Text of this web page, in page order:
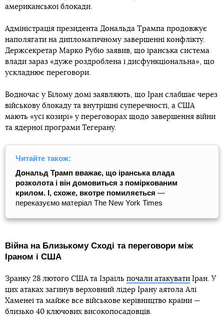
американської блокади.
Адміністрація президента Дональда Трампа продовжує
наполягати на дипломатичному завершенні конфлікту.
Держсекретар Марко Рубіо заявив, що іранська система
влади зараз «дуже роздроблена і дисфункціональна», що
ускладнює переговори.
Водночас у Білому домі заявляють, що Іран слабшає через
військову блокаду та внутрішні суперечності, а США
мають «усі козирі» у переговорах щодо завершення війни
та ядерної програми Тегерану.
Читайте також:
Дональд Трамп вважає, що іранська влада
розколота і він домовиться з поміркованим
крилом. І, схоже, вкотре помиляється —
переказуємо матеріал The New York Times
Війна на Близькому Сході та переговори між
Іраном і США
Зранку 28 лютого США та Ізраїль почали атакувати Іран. У
цих атаках загинув верховний лідер Ірану аятола Алі
Хаменеї та майже все військове керівництво країни —
близько 40 ключових високопосадовців.